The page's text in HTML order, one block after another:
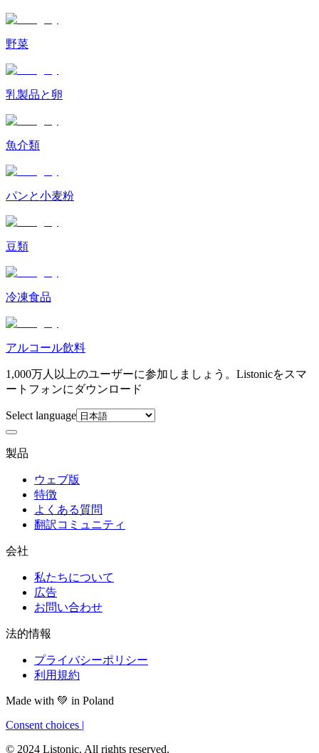
野菜
乳製品と卵
魚介類
パンと小麦粉
豆類
冷凍食品
アルコール飲料
1,000万人以上のユーザーに参加しましょう。Listonicをスマ
ートフォンにダウンロード
Select language
製品
ウェブ版
特徴
よくある質問
翻訳コミュニティ
会社
私たちについて
広告
お問い合わせ
法的情報
プライバシーポリシー
利用規約
Made with 💚 in Poland
Consent choices |
© 2024 Listonic. All rights reserved.